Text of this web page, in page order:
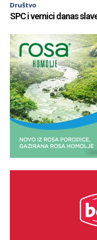
Društvo
SPC i vernici danas